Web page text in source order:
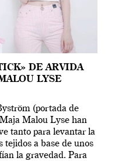
DE ARVIDA
LYSE
(portada de
Malou Lyse han
tanto para levantar la
tejidos a base de unos
la gravedad. Para